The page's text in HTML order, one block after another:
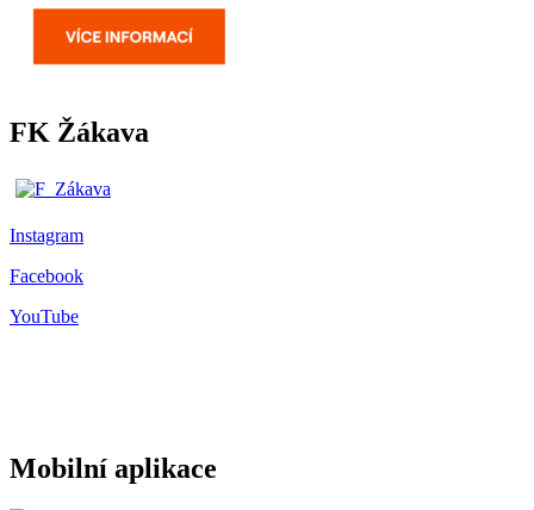
FK Žákava
Instagram
Facebook
YouTube
Mobilní aplikace